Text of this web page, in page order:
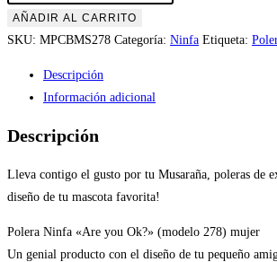
AÑADIR AL CARRITO
SKU: MPCBMS278 Categoría: Ninfa Etiqueta:
Descripción
Información adicional
Descripción
Lleva contigo el gusto por tu Musaraña, poleras de
diseño de tu mascota favorita!
Polera Ninfa «Are you Ok?» (modelo 278) mujer
Un genial producto con el diseño de tu pequeño